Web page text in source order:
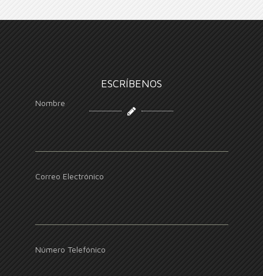
ESCRÍBENOS
Nombre
Correo Electrónico
Número Telefónico